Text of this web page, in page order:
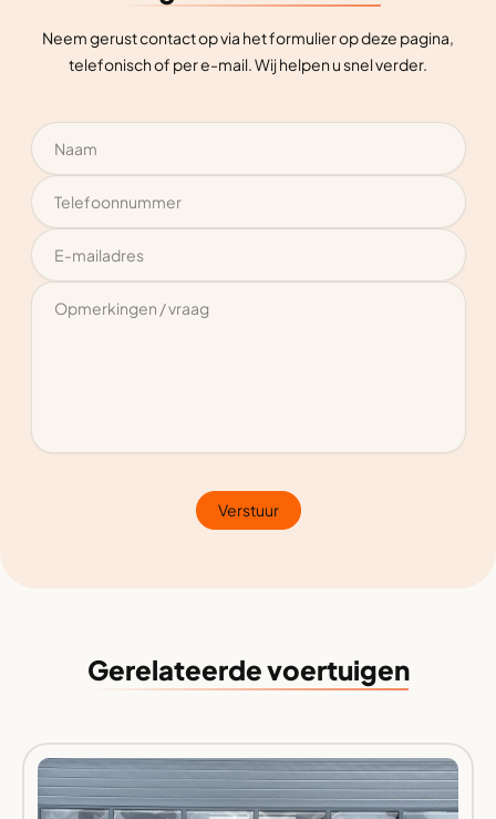
Neem gerust contact op via het formulier op deze pagina,
telefonisch of per e-mail. Wij helpen u snel verder.
Verstuur
Gerelateerde voertuigen